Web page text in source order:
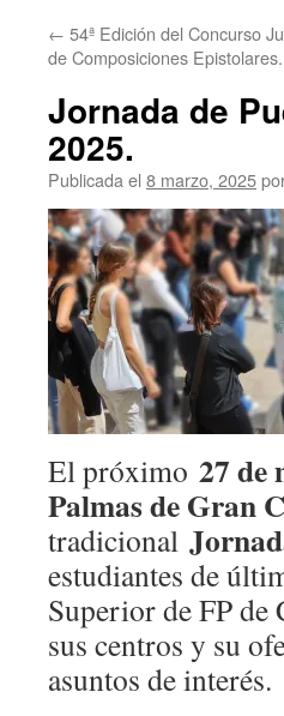
← 54ª Edición del Concurso
de Composiciones Epistolares.
Jornada de
2025.
Publicada el 8 marzo, 2025
El próximo 27 de
Palmas de Gran
tradicional
estudiantes de
Superior de FP de
sus centros y su
asuntos de interés.